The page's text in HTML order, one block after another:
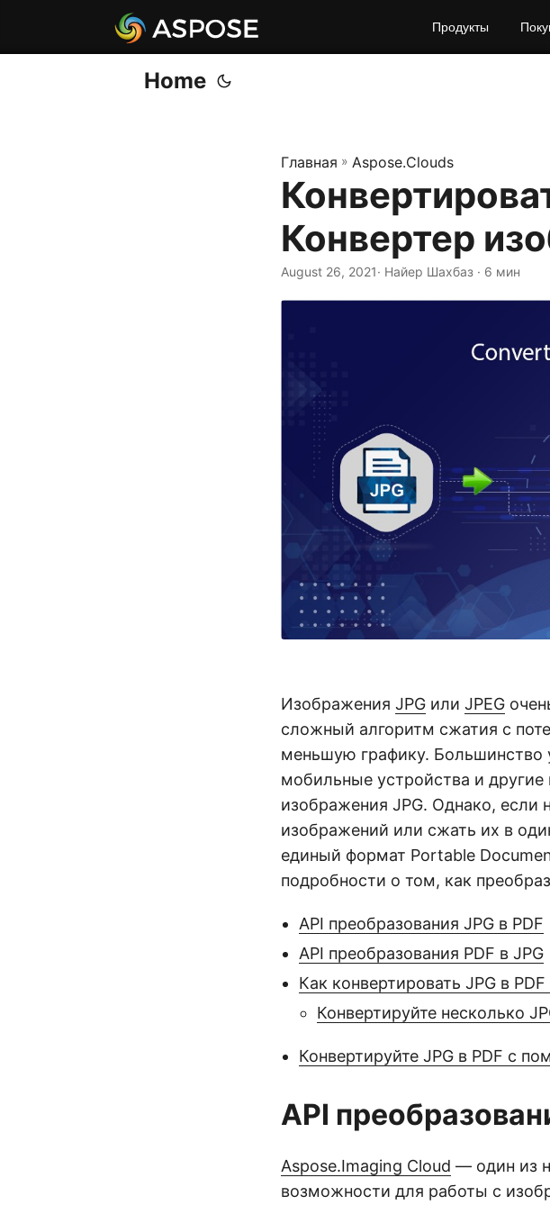
Продукты
Home
Главная » Aspose.Clouds
Конвертер
August 26, 2021· Найер Шахбаз · 6 мин
Изображения JPG или JPEG
сложный алгоритм сжатия с
меньшую графику. Большинство
мобильные устройства и
изображения JPG. Однако,
изображений или сжать их в
единый формат Portable
подробности о том, как
API преобразования JPG в PDF
API преобразования PDF в JPG
Как конвертировать JPG в
Конвертируйте несколько
Конвертируйте JPG в PDF с
API
Aspose.Imaging Cloud — один из
возможности для работы с